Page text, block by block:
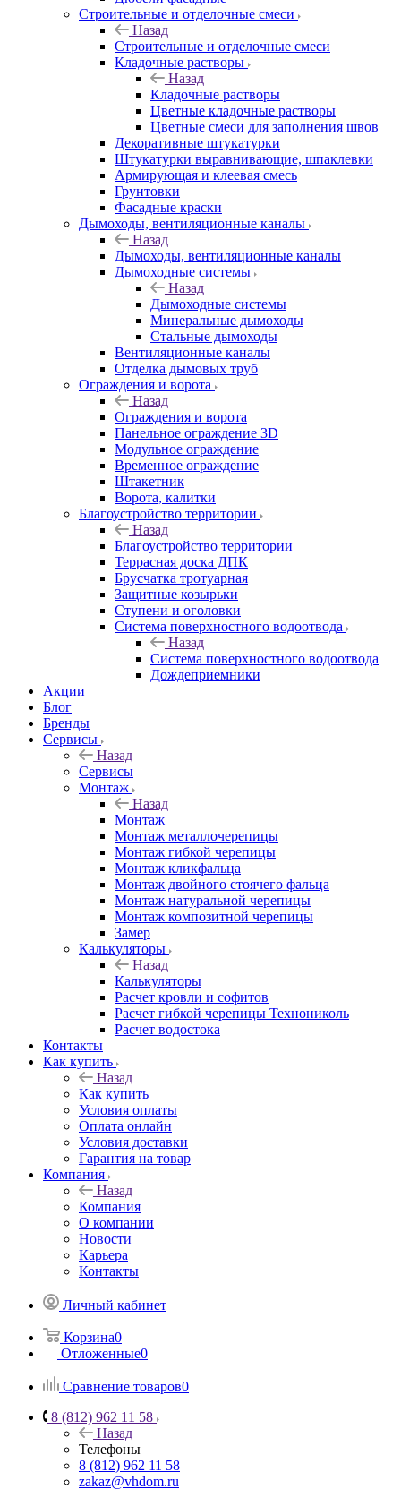
Строительные и отделочные смеси
Назад
Строительные и отделочные смеси
Кладочные растворы
Назад
Кладочные растворы
Цветные кладочные растворы
Цветные смеси для заполнения швов
Декоративные штукатурки
Штукатурки выравнивающие, шпаклевки
Армирующая и клеевая смесь
Грунтовки
Фасадные краски
Дымоходы, вентиляционные каналы
Назад
Дымоходы, вентиляционные каналы
Дымоходные системы
Назад
Дымоходные системы
Минеральные дымоходы
Стальные дымоходы
Вентиляционные каналы
Отделка дымовых труб
Ограждения и ворота
Назад
Ограждения и ворота
Панельное ограждение 3D
Модульное ограждение
Временное ограждение
Штакетник
Ворота, калитки
Благоустройство территории
Назад
Благоустройство территории
Террасная доска ДПК
Брусчатка тротуарная
Защитные козырьки
Ступени и оголовки
Система поверхностного водоотвода
Назад
Система поверхностного водоотвода
Дождеприемники
Акции
Блог
Бренды
Сервисы
Назад
Сервисы
Монтаж
Назад
Монтаж
Монтаж металлочерепицы
Монтаж гибкой черепицы
Монтаж кликфальца
Монтаж двойного стоячего фальца
Монтаж натуральной черепицы
Монтаж композитной черепицы
Замер
Калькуляторы
Назад
Калькуляторы
Расчет кровли и софитов
Расчет гибкой черепицы Технониколь
Расчет водостока
Контакты
Как купить
Назад
Как купить
Условия оплаты
Оплата онлайн
Условия доставки
Гарантия на товар
Компания
Назад
Компания
О компании
Новости
Карьера
Контакты
Личный кабинет
Корзина0
Отложенные0
Сравнение товаров0
8 (812) 962 11 58
Назад
Телефоны
8 (812) 962 11 58
zakaz@vhdom.ru